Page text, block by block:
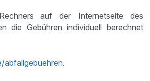
auf der Internetseite des
die Gebühren individuell berechnet
abfallgebuehren.